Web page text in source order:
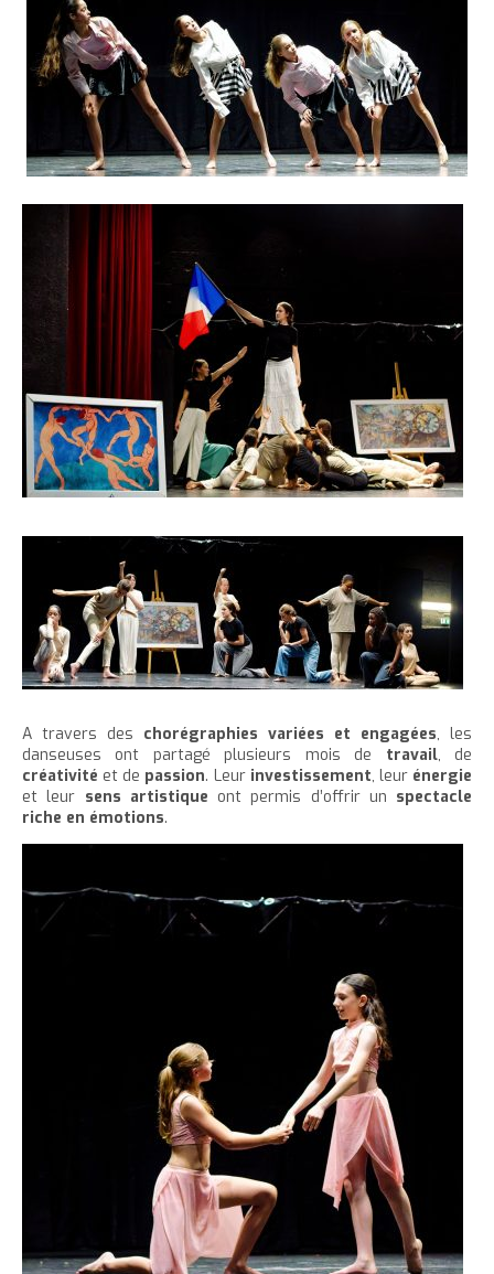
A travers des chorégraphies variées et engagées, les
danseuses ont partagé plusieurs mois de travail, de
créativité et de passion. Leur investissement, leur énergie
et leur sens artistique ont permis d’offrir un spectacle
riche en émotions.